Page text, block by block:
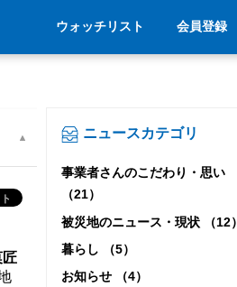
ウォッチリスト 会員登録
匠
ニュースカテゴリ
事業者さんのこだわり・思い
（21）
被災地のニュース・現状 （12）
暮らし （5）
お知らせ （4）